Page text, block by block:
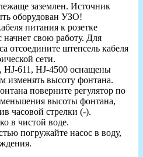
заземлен. Источник
оборудован УЗО!
питания к розетке
начнет свою работу. Для
отсоедините штепсель кабеля
сети.
HJ-611, HJ-4500 оснащены
изменять высоту фонтана.
поверните регулятор по
высоты фонтана,
часовой стрелки (-).
в чистой воде.
погружайте насос в воду,